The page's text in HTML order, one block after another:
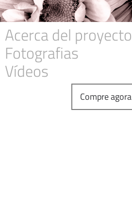
Acerca del proyecto
Fotografias
Vídeos
Compre agora